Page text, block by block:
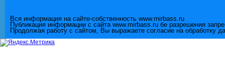
Вся информация на сайте-собственность www.mirbass.ru
Публикация информации с сайта www.mirbass.ru бе разрешения
Продолжая работу с сайтом, Вы выражаете согласие на обработку